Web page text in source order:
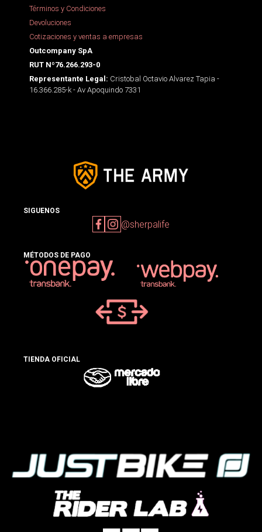
Términos y Condiciones
Devoluciones
Cotizaciones y ventas a empresas
Outcompany SpA
RUT Nº76.266.293-0
Representante Legal: Cristobal Octavio Alvarez Tapia -
16.366.285-k - Av Apoquindo 7331
SIGUENOS
@sherpalife
MÉTODOS DE PAGO
TIENDA OFICIAL